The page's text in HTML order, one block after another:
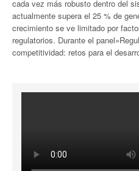
cada vez más robusto dentro del
actualmente supera el 25 % de
crecimiento se ve limitado por
regulatorios. Durante el
competitividad: retos para el